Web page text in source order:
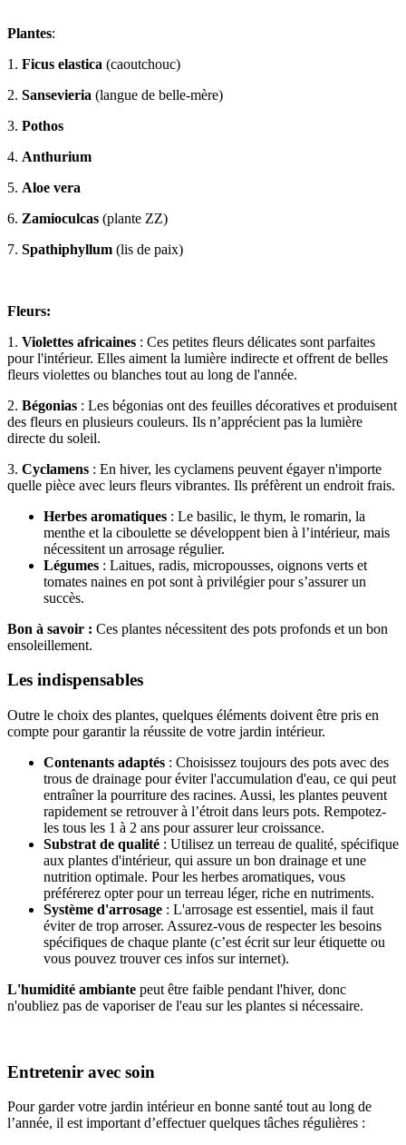
Plantes:
1. Ficus elastica (caoutchouc)
2. Sansevieria (langue de belle-mère)
3. Pothos
4. Anthurium
5. Aloe vera
6. Zamioculcas (plante ZZ)
7. Spathiphyllum (lis de paix)
Fleurs:
1. Violettes africaines : Ces petites fleurs délicates sont parfaites
pour l'intérieur. Elles aiment la lumière indirecte et offrent de belles
fleurs violettes ou blanches tout au long de l'année.
2. Bégonias : Les bégonias ont des feuilles décoratives et produisent
des fleurs en plusieurs couleurs. Ils n’apprécient pas la lumière
directe du soleil.
3. Cyclamens : En hiver, les cyclamens peuvent égayer n'importe
quelle pièce avec leurs fleurs vibrantes. Ils préfèrent un endroit frais.
Herbes aromatiques : Le basilic, le thym, le romarin, la
menthe et la ciboulette se développent bien à l’intérieur, mais
nécessitent un arrosage régulier.
Légumes : Laitues, radis, micropousses, oignons verts et
tomates naines en pot sont à privilégier pour s’assurer un
succès.
Bon à savoir : Ces plantes nécessitent des pots profonds et un bon
ensoleillement.
Les indispensables
Outre le choix des plantes, quelques éléments doivent être pris en
compte pour garantir la réussite de votre jardin intérieur.
Contenants adaptés : Choisissez toujours des pots avec des
trous de drainage pour éviter l'accumulation d'eau, ce qui peut
entraîner la pourriture des racines. Aussi, les plantes peuvent
rapidement se retrouver à l’étroit dans leurs pots. Rempotez-
les tous les 1 à 2 ans pour assurer leur croissance.
Substrat de qualité : Utilisez un terreau de qualité, spécifique
aux plantes d'intérieur, qui assure un bon drainage et une
nutrition optimale. Pour les herbes aromatiques, vous
préférerez opter pour un terreau léger, riche en nutriments.
Système d'arrosage : L'arrosage est essentiel, mais il faut
éviter de trop arroser. Assurez-vous de respecter les besoins
spécifiques de chaque plante (c’est écrit sur leur étiquette ou
vous pouvez trouver ces infos sur internet).
L'humidité ambiante peut être faible pendant l'hiver, donc
n'oubliez pas de vaporiser de l'eau sur les plantes si nécessaire.
Entretenir avec soin
Pour garder votre jardin intérieur en bonne santé tout au long de
l’année, il est important d’effectuer quelques tâches régulières :